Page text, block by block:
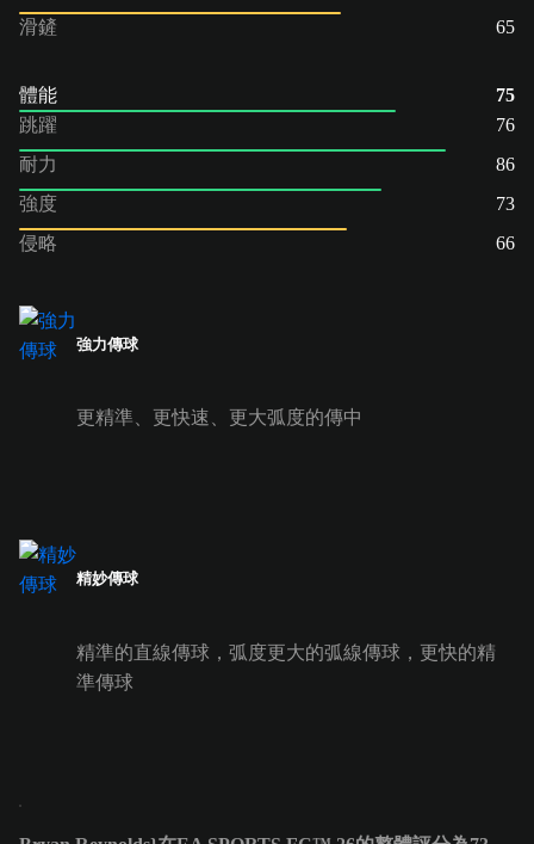
滑鏟
65
體能
75
跳躍
76
耐力
86
強度
73
侵略
66
強力傳球
更精準、更快速、更大弧度的傳中
精妙傳球
精準的直線傳球，弧度更大的弧線傳球，更快的精
準傳球